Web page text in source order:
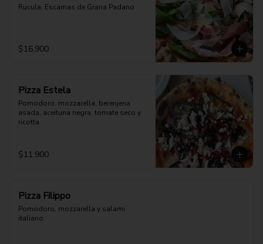
Rucula, Escamas de Grana Padano
$16.900
Pizza Estela
Pomodoro, mozzarella, berenjena
asada, aceituna negra, tomate seco y
ricotta
$11.900
Pizza Filippo
Pomodoro, mozzarella y salami
italiano.